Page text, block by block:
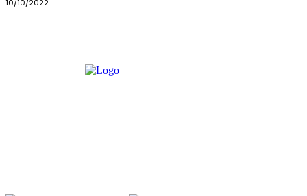
10/10/2022